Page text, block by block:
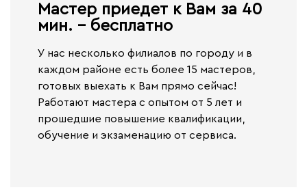
Мастер приедет к Вам за 40
мин. - бесплатно​
У нас несколько филиалов по городу и в
каждом районе есть более 15 мастеров,
готовых выехать к Вам прямо сейчас!
Работают мастера с опытом от 5 лет и
прошедшие повышение квалификации,
обучение и экзаменацию от сервиса.